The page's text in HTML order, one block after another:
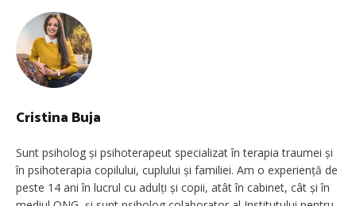
Cristina Buja
Sunt psiholog și psihoterapeut specializat în terapia traumei și
în psihoterapia copilului, cuplului și familiei. Am o experiență de
peste 14 ani în lucrul cu adulți și copii, atât în cabinet, cât și în